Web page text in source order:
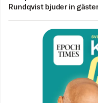
Rundqvist bjuder in